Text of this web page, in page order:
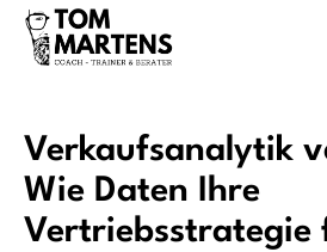
Verkaufsanalytik
Wie Daten Ihre
Vertriebsstrategie